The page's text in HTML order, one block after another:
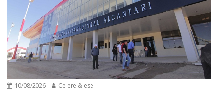
10/08/2026 Ce ere & ese